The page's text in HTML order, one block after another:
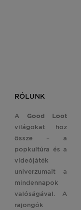
RÓLUNK
A Good Loot
világokat hoz
össze – a
popkultúra és a
videójáték
univerzumait a
mindennapok
valóságával. A
rajongók